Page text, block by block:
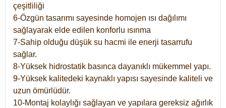
çeşitliliği
6-Özgün tasarımı sayesinde homojen ısı dağılımı
sağlayarak elde edilen konforlu ısınma
7-Sahip olduğu düşük su hacmi ile enerji tasarrufu
sağlar.
8-Yüksek hidrostatik basınca dayanıklı mükemmel yapı.
9-Yüksek kalitedeki kaynaklı yapısı sayesinde kaliteli ve
uzun ömürlüdür.
10-Montaj kolaylığı sağlayan ve yapılara gereksiz ağırlık